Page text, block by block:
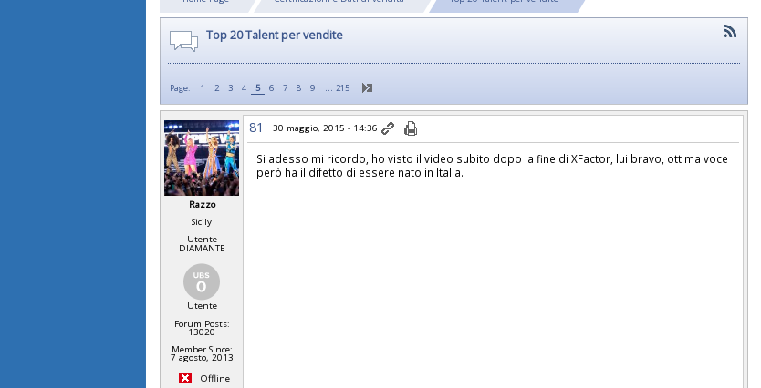
Top 20 Talent per vendite
Page: 1 2 3 4 5 6 7 8 9 … 215
Razzo
Sicily
Utente
DIAMANTE
Utente
Forum Posts:
13020
Member Since:
7 agosto, 2013
Offline
81 30 maggio, 2015 - 14:36
Si adesso mi ricordo, ho visto il video subito dopo la fine di XFactor, lui bravo, ottima voce
però ha il difetto di essere nato in Italia.